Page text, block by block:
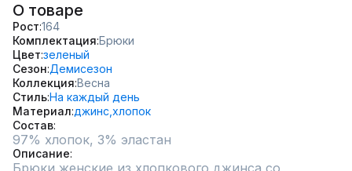
О товаре
Рост 164
Комплектация Брюки
Цвет зеленый
Сезон Демисезон
Коллекция Весна
СтильНа каждый день
Материал джинс, хлопок
Состав
97% хлопок, 3% эластан
Описание
Брюки женские из хлопкового джинса со